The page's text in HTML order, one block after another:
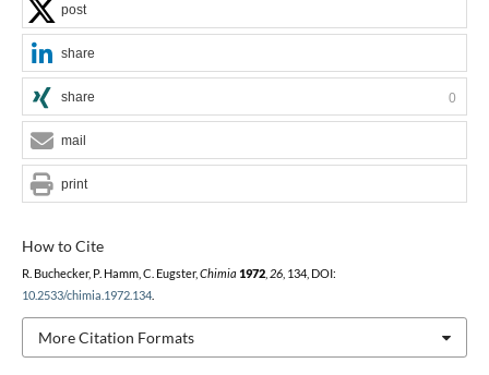
How to Cite
R. Buchecker, P. Hamm, C. Eugster, Chimia 1972, 26, 134, DOI:
10.2533/chimia.1972.134.
More Citation Formats
post
share
share 0
mail
print